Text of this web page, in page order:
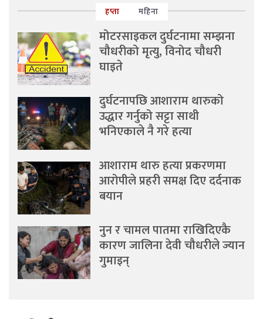
हप्ता महिना
मोटरसाइकल दुर्घटनामा सम्झना
चौधरीको मृत्यु, विनोद चौधरी
घाइते
दुर्घटनापछि आशाराम थारुको
उद्धार गर्नुको सट्टा साथी
भनिएकाले नै गरे हत्या
आशाराम थारु हत्या प्रकरणमा
आरोपीले प्रहरी समक्ष दिए दर्दनाक
बयान
नुन र चामल पातमा राखिदिएकै
कारण जालिना देवी चौधरीले ज्यान
गुमाइन्